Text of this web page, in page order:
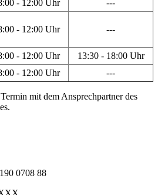
- 12:00 Uhr ---
- 12:00 Uhr ---
- 12:00 Uhr
13:30 - 18:00 Uhr
- 12:00 Uhr ---
mit dem Ansprechpartner des
0708 88